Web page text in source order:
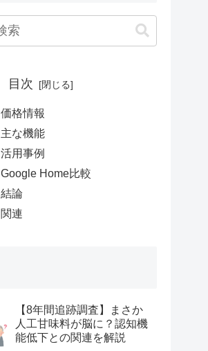
目次
価格情報
主な機能
活用事例
Google Home比較
結論
関連
【8年間追跡調査】まさか
人工甘味料が脳に？認知機
能低下との関連を解説